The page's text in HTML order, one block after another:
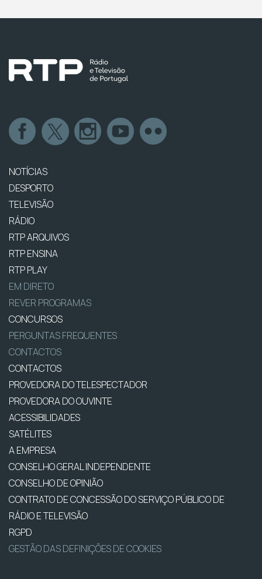
NOTÍCIAS
DESPORTO
TELEVISÃO
RÁDIO
RTP ARQUIVOS
RTP ENSINA
RTP PLAY
EM DIRETO
REVER PROGRAMAS
CONCURSOS
PERGUNTAS FREQUENTES
CONTACTOS
CONTACTOS
PROVEDORA DO TELESPECTADOR
PROVEDORA DO OUVINTE
ACESSIBILIDADES
SATÉLITES
A EMPRESA
CONSELHO GERAL INDEPENDENTE
CONSELHO DE OPINIÃO
CONTRATO DE CONCESSÃO DO SERVIÇO PÚBLICO DE
RÁDIO E TELEVISÃO
RGPD
GESTÃO DAS DEFINIÇÕES DE COOKIES